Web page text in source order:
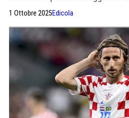
1 Ottobre 2025Edicola